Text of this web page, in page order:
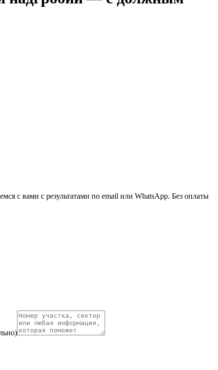
с вами с результатами по email или WhatsApp. Без оплаты